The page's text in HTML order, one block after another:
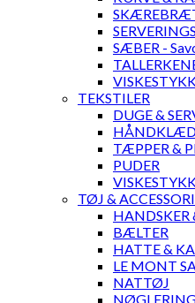
SÆBER -
TEKSTILER
DUGE &
TÆPPER &
PUDER
TØJ &
HANDSKER
BÆLTER
HATTE &
LE MONT
NATTØJ